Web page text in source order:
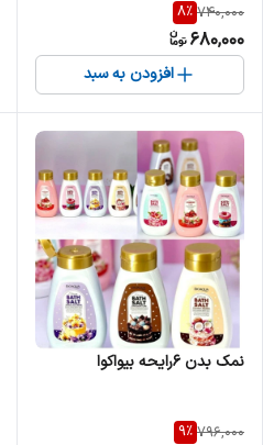
740,000
8%
680,000
افزودن به سبد
نمک بدن ۶رایحه بیواکوا
796,000
9%